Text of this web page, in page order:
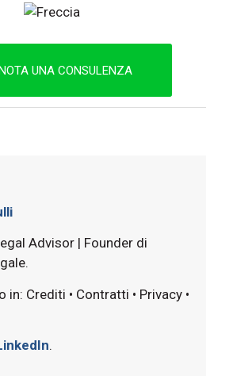
UNA CONSULENZA
Advisor | Founder di
in: Crediti • Contratti • Privacy •
.